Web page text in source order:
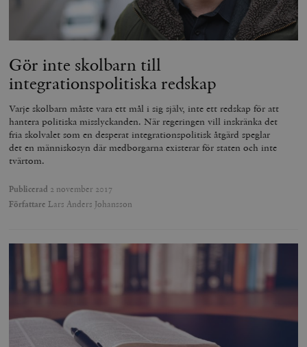
Gör inte skolbarn till
integrationspolitiska redskap
Varje skolbarn måste vara ett mål i sig själv, inte ett redskap för att
hantera politiska misslyckanden. När regeringen vill inskränka det
fria skolvalet som en desperat integrationspolitisk åtgärd speglar
det en människosyn där medborgarna existerar för staten och inte
tvärtom.
Publicerad 2 november 2017
Författare Lars Anders Johansson